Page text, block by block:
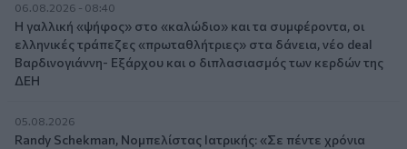
06.08.2026 - 08:40
Η γαλλική «ψήφος» στο «καλώδιο» και τα συμφέροντα, οι
ελληνικές τράπεζες «πρωταθλήτριες» στα δάνεια, νέο deal
Βαρδινογιάννη- Εξάρχου και ο διπλασιασμός των κερδών της
ΔΕΗ
05.08.2026
Randy Schekman, Νομπελίστας Ιατρικής: «Σε πέντε χρόνια